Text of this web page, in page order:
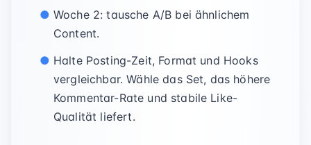
Woche 2: tausche A/B bei ähnlichem
Content.
Halte Posting-Zeit, Format und Hooks
vergleichbar. Wähle das Set, das höhere
Kommentar-Rate und stabile Like-
Qualität liefert.